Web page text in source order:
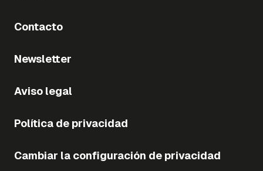
Contacto
Newsletter
Aviso legal
Política de privacidad
Cambiar la configuración de privacidad